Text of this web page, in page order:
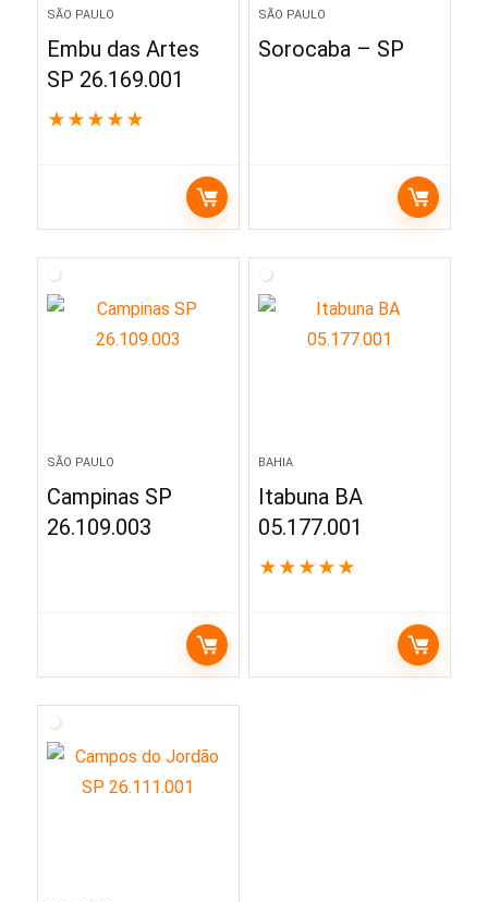
SÃO PAULO
Embu das Artes
SP 26.169.001
★ ★ ★ ★ ★
SÃO PAULO
Sorocaba – SP
SÃO PAULO
Campinas SP
26.109.003
BAHIA
Itabuna BA
05.177.001
★ ★ ★ ★ ★